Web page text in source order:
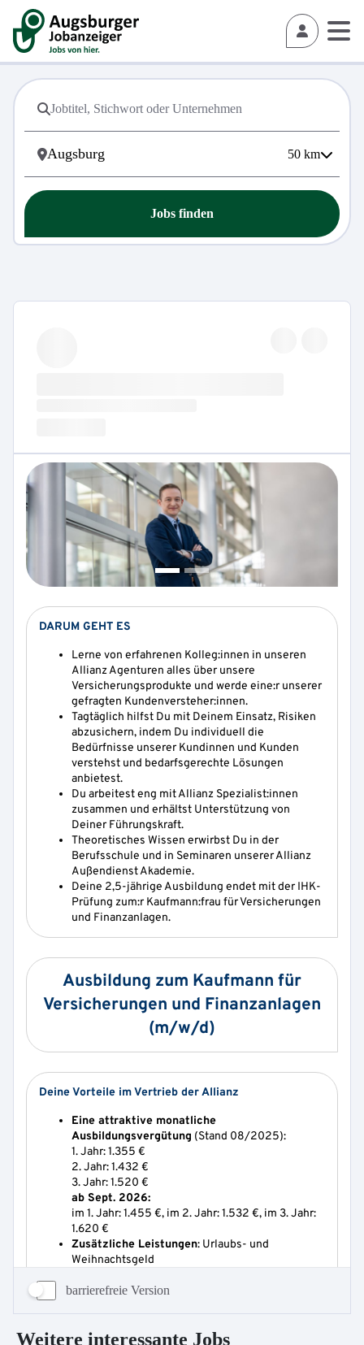
50 km
Jobs finden
barrierefreie Version
Weitere interessante Jobs